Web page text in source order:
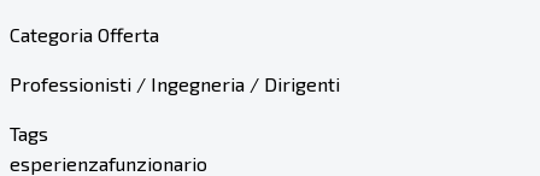
Categoria Offerta
Professionisti / Ingegneria / Dirigenti
Tags
esperienzafunzionario